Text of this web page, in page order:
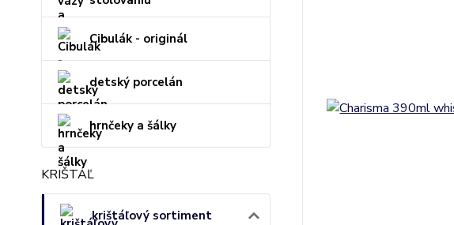
Cibulák - originál
detský porcelán
hrnčeky a šálky
KRIŠTÁĽ
krištáľový sortiment